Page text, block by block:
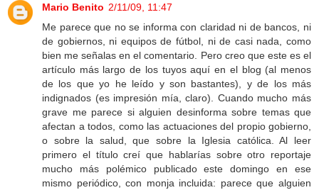
Mario Benito 2/11/09, 11:47
Me parece que no se informa con claridad ni de bancos, ni
de gobiernos, ni equipos de fútbol, ni de casi nada, como
bien me señalas en el comentario. Pero creo que este es el
artículo más largo de los tuyos aquí en el blog (al menos
de los que yo he leído y son bastantes), y de los más
indignados (es impresión mía, claro). Cuando mucho más
grave me parece si alguien desinforma sobre temas que
afectan a todos, como las actuaciones del propio gobierno,
o sobre la salud, que sobre la Iglesia católica. Al leer
primero el título creí que hablarías sobre otro reportaje
mucho más polémico publicado este domingo en ese
mismo periódico, con monja incluida: parece que alguien